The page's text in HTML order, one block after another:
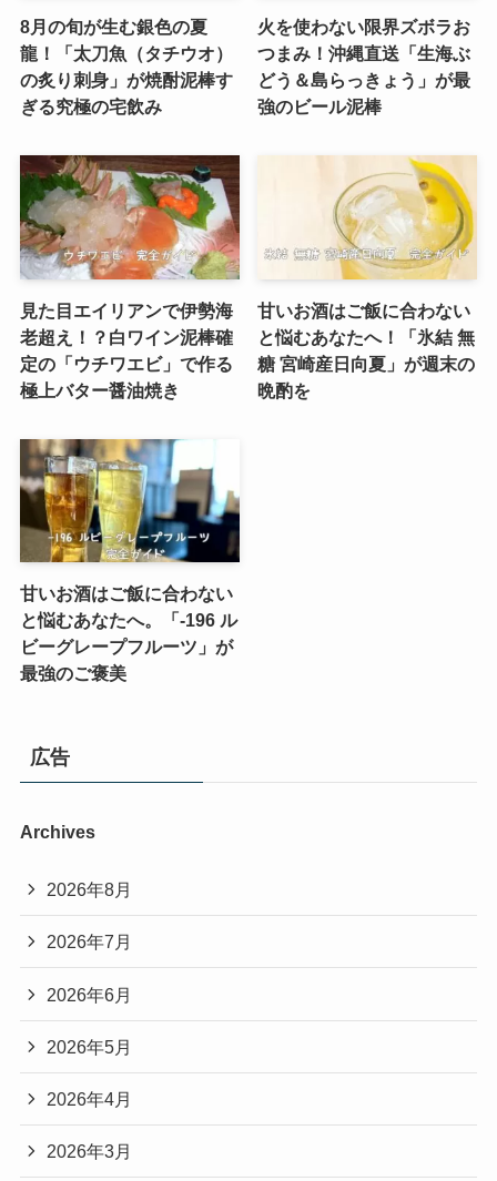
8月の旬が生む銀色の夏
龍！「太刀魚（タチウオ）
の炙り刺身」が焼酎泥棒す
ぎる究極の宅飲み
火を使わない限界ズボラお
つまみ！沖縄直送「生海ぶ
どう＆島らっきょう」が最
強のビール泥棒
見た目エイリアンで伊勢海
老超え！？白ワイン泥棒確
定の「ウチワエビ」で作る
極上バター醤油焼き
甘いお酒はご飯に合わない
と悩むあなたへ！「氷結 無
糖 宮崎産日向夏」が週末の
晩酌を
甘いお酒はご飯に合わない
と悩むあなたへ。「-196 ル
ビーグレープフルーツ」が
最強のご褒美
広告
Archives
2026年8月
2026年7月
2026年6月
2026年5月
2026年4月
2026年3月